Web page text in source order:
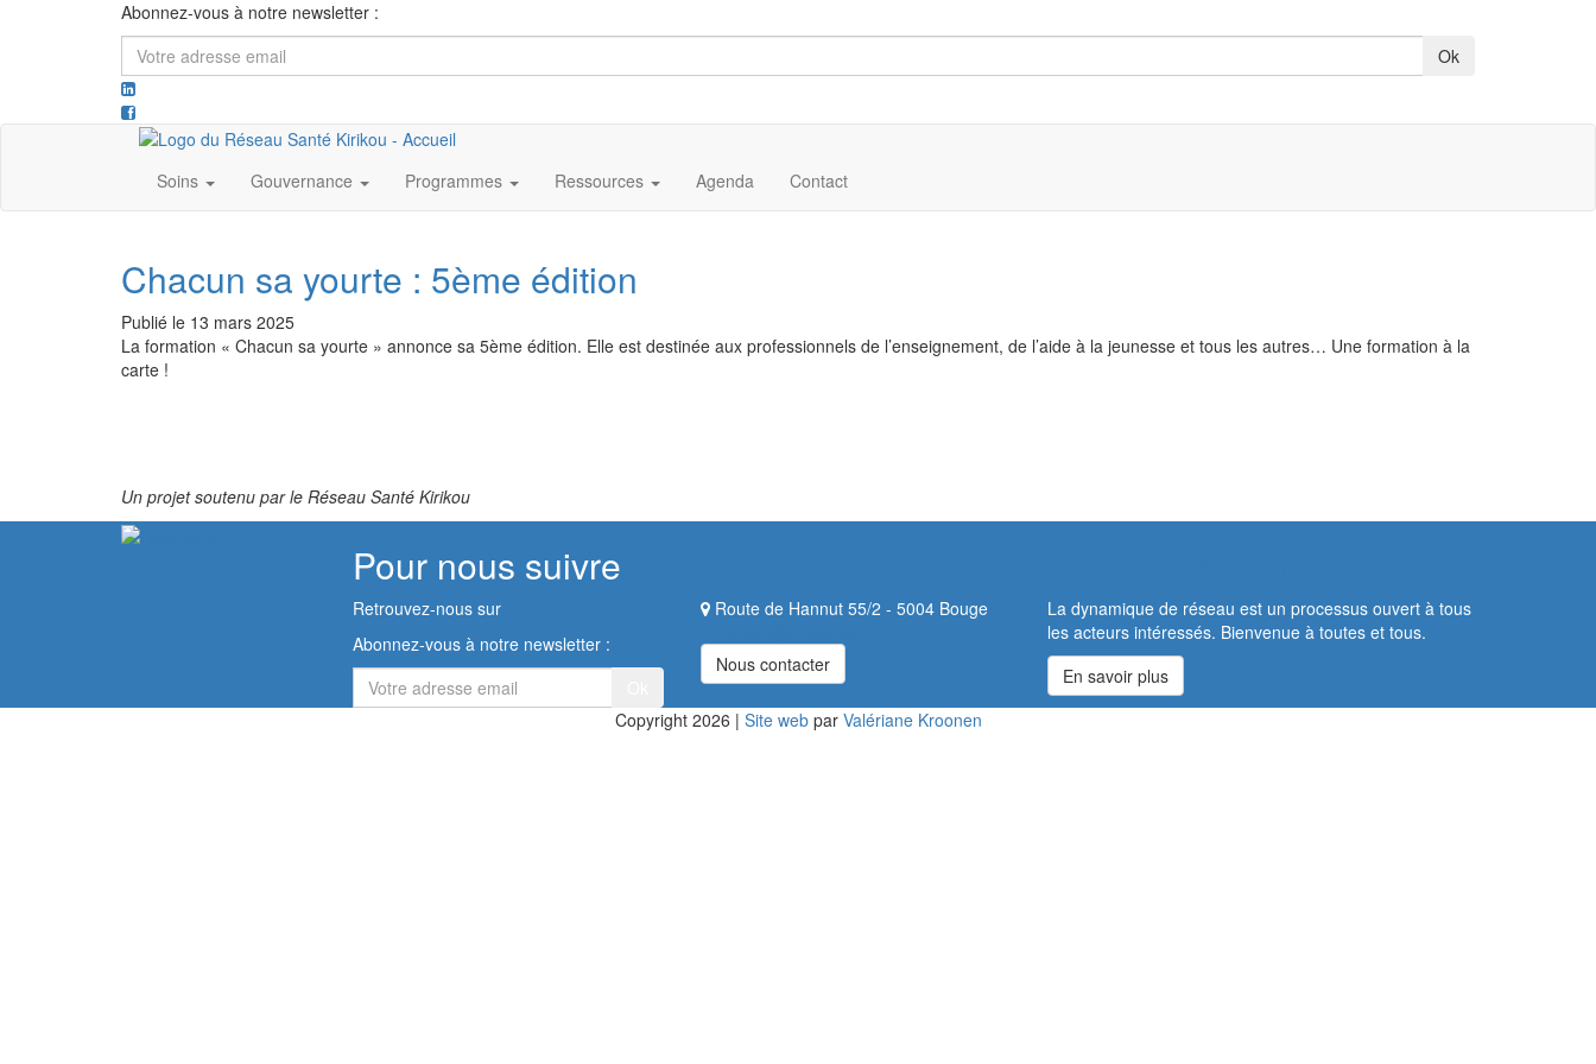
Abonnez-vous à notre newsletter :
Votre
adresse
email
Soins Gouvernance Programmes Ressources Agenda Contact
Chacun sa yourte : 5ème édition
Publié le 13 mars 2025
La formation « Chacun sa yourte » annonce sa 5ème édition. Elle est destinée aux professionnels de l’enseignement, de l’aide à la jeunesse et tous les autres… Une formation à la
carte !
Un projet soutenu par le Réseau Santé Kirikou
Pour nous suivre
Retrouvez-nous sur
Abonnez-vous à notre newsletter :
Votre
adresse
Route de Hannut 55/2 - 5004 Bouge
Nous contacter
La dynamique de réseau est un processus ouvert à tous
les acteurs intéressés. Bienvenue à toutes et tous.
En savoir plus
Copyright 2026 | Site webpar Valériane Kroonen